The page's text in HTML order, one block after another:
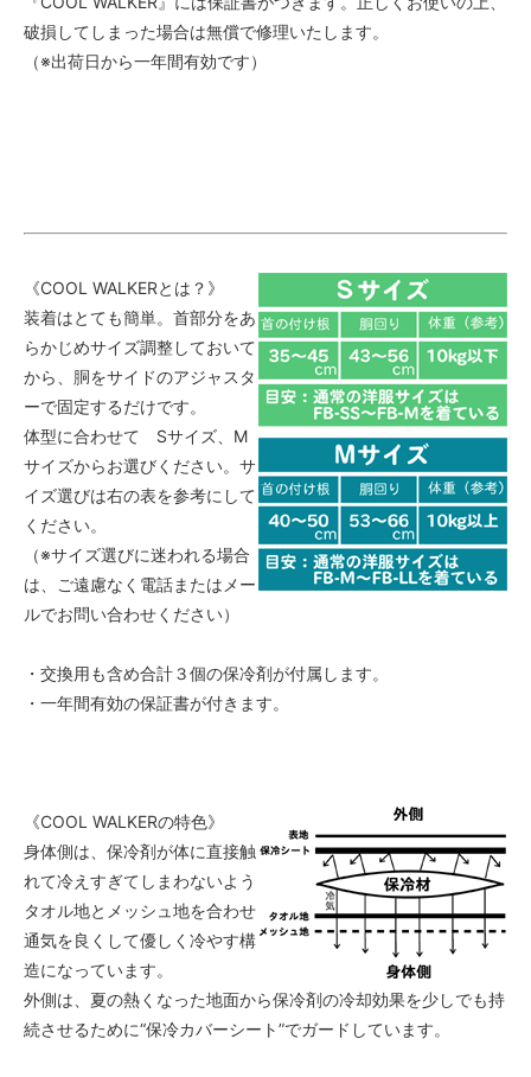
破損してしまった場合は無償で修理いたします。
（※出荷日から一年間有効です）
《COOL WALKERとは？》
装着はとても簡単。首部分をあ
らかじめサイズ調整しておいて
から、胴をサイドのアジャスタ
ーで固定するだけです。
体型に合わせて Sサイズ、M
サイズからお選びください。サ
イズ選びは右の表を参考にして
ください。
（※サイズ選びに迷われる場合
は、ご遠慮なく電話またはメー
ルでお問い合わせください）
・交換用も含め合計３個の保冷剤が付属します。
・一年間有効の保証書が付きます。
《COOL WALKERの特色》
身体側は、保冷剤が体に直接触
れて冷えすぎてしまわないよう
タオル地とメッシュ地を合わせ
通気を良くして優しく冷やす構
造になっています。
外側は、夏の熱くなった地面から保冷剤の冷却効果を少しでも持
続させるために“保冷カバーシート”でガードしています。